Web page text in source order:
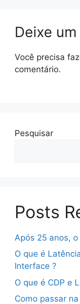
Deixe
Você precisa
comentário.
Pesquisar
Posts
Após 25 anos,
O que é
Interface ?
O que é CDP e
Como passar